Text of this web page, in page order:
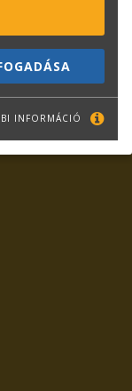
INFORMÁCIÓ